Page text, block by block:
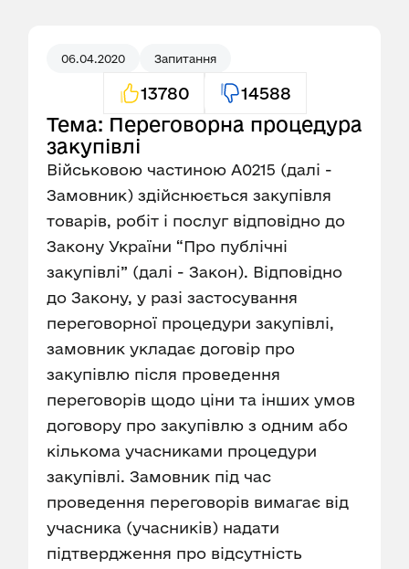
06.04.2020 Запитання
13780 14588
Тема: Переговорна процедура
закупівлі
Військовою частиною А0215 (далі -
Замовник) здійснюється закупівля
товарів, робіт і послуг відповідно до
Закону України “Про публічні
закупівлі” (далі - Закон). Відповідно
до Закону, у разі застосування
переговорної процедури закупівлі,
замовник укладає договір про
закупівлю після проведення
переговорів щодо ціни та інших умов
договору про закупівлю з одним або
кількома учасниками процедури
закупівлі. Замовник під час
проведення переговорів вимагає від
учасника (учасників) надати
підтвердження про відсутність